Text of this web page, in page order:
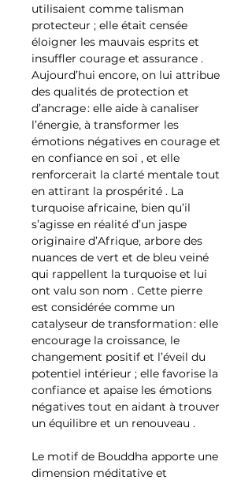
utilisaient comme talisman
protecteur ; elle était censée
éloigner les mauvais esprits et
insuffler courage et assurance .
Aujourd’hui encore, on lui attribue
des qualités de protection et
d’ancrage : elle aide à canaliser
l’énergie, à transformer les
émotions négatives en courage et
en confiance en soi , et elle
renforcerait la clarté mentale tout
en attirant la prospérité . La
turquoise africaine, bien qu’il
s’agisse en réalité d’un jaspe
originaire d’Afrique, arbore des
nuances de vert et de bleu veiné
qui rappellent la turquoise et lui
ont valu son nom . Cette pierre
est considérée comme un
catalyseur de transformation : elle
encourage la croissance, le
changement positif et l’éveil du
potentiel intérieur ; elle favorise la
confiance et apaise les émotions
négatives tout en aidant à trouver
un équilibre et un renouveau .
Le motif de Bouddha apporte une
dimension méditative et